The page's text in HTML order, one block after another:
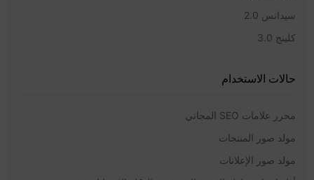
سيدانس 2.0
كلينج 3.0
حالات الاستخدام
محرر علامات SEO المجاني
مولد صور المنتجات
مولد صور الإعلانات